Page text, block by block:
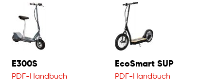
E300S
PDF-Handbuch
EcoSmart SUP
PDF-Handbuch